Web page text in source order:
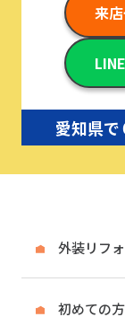
来
愛知県
外装リフ
初めての